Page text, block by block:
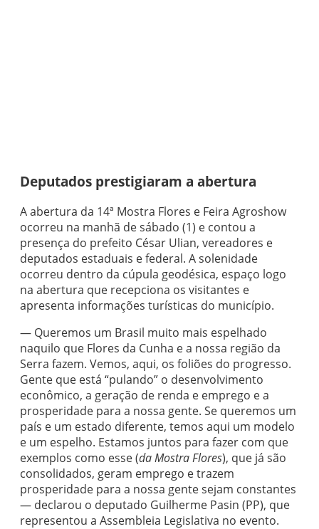
Deputados prestigiaram a abertura
A abertura da 14ª Mostra Flores e Feira Agroshow
ocorreu na manhã de sábado (1) e contou a
presença do prefeito César Ulian, vereadores e
deputados estaduais e federal. A solenidade
ocorreu dentro da cúpula geodésica, espaço logo
na abertura que recepciona os visitantes e
apresenta informações turísticas do município.
— Queremos um Brasil muito mais espelhado
naquilo que Flores da Cunha e a nossa região da
Serra fazem. Vemos, aqui, os foliões do progresso.
Gente que está “pulando” o desenvolvimento
econômico, a geração de renda e emprego e a
prosperidade para a nossa gente. Se queremos um
país e um estado diferente, temos aqui um modelo
e um espelho. Estamos juntos para fazer com que
exemplos como esse (da Mostra Flores), que já são
consolidados, geram emprego e trazem
prosperidade para a nossa gente sejam constantes
— declarou o deputado Guilherme Pasin (PP), que
representou a Assembleia Legislativa no evento.